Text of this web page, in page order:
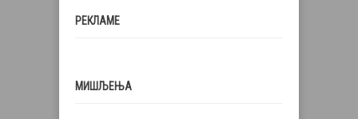
РЕКЛАМЕ
МИШЉЕЊА